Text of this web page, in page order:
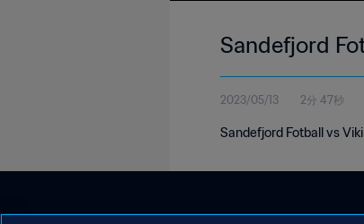
Sandefjord
2023/05/13 2分 47秒
Sandefjord Fotball vs